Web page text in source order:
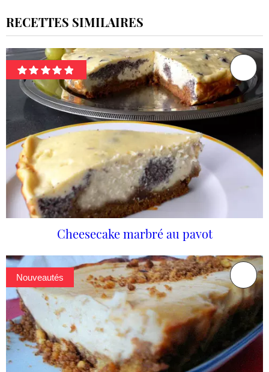
RECETTES SIMILAIRES
Cheesecake marbré au pavot
Nouveautés